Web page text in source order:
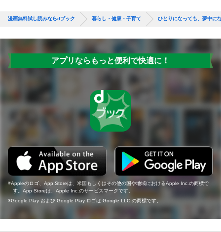
漫画無料試し読みならdブック 暮らし・健康・子育て ひとりになっても、夢中に
アプリならもっと便利で快適に！
Appleのロゴ、App Storeは、米国もしくはその他の国や地域におけるApple Inc.の商標で
す。App Storeは、Apple Inc.のサービスマークです。
Google Play および Google Play ロゴは Google LLC の商標です。